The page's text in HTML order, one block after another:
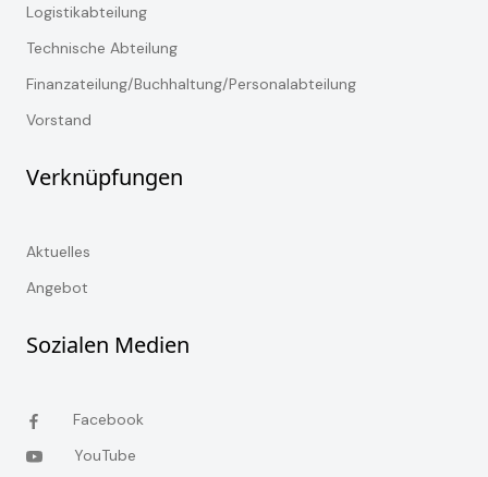
Logistikabteilung
Technische Abteilung
Finanzateilung/Buchhaltung/Personalabteilung
Vorstand
Verknüpfungen
Aktuelles
Angebot
Sozialen Medien
Facebook
YouTube